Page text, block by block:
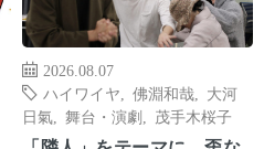
2026.08.07
ハイワイヤ
佛淵和哉
大河
日氣
舞台・演劇 茂手木桜子